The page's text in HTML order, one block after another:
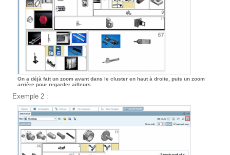
On a déjà fait un zoom avant dans le cluster en haut à droite, puis un zoom
arrière pour regarder ailleurs.
Exemple 2 :